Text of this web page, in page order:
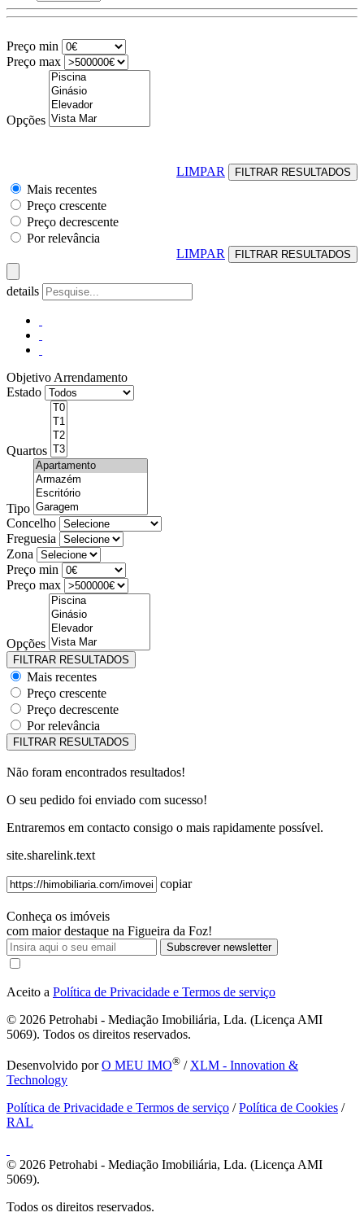
Preço min
Preço max
Opções
LIMPAR
Mais recentes
Preço crescente
Preço decrescente
Por relevância
LIMPAR
details
Objetivo Arrendamento
Estado
Quartos
Tipo
Concelho
Freguesia
Zona
Preço min
Preço max
Opções
Mais recentes
Preço crescente
Preço decrescente
Por relevância
Não foram encontrados resultados!
O seu pedido foi enviado com sucesso!
Entraremos em contacto consigo o mais rapidamente possível.
site.sharelink.text
copiar
Conheça os imóveis
com maior destaque na Figueira da Foz!
Subscrever newsletter
Aceito a Política de Privacidade e Termos de serviço
© 2026 Petrohabi - Mediação Imobiliária, Lda. (Licença AMI
5069). Todos os direitos reservados.
Desenvolvido porO MEU IMO® / XLM - Innovation &
Technology
Política de Privacidade e Termos de serviço /Política de Cookies /
RAL
© 2026 Petrohabi - Mediação Imobiliária, Lda. (Licença AMI
5069).
Todos os direitos reservados.